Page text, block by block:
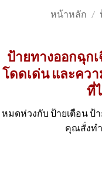
หน้าหลัก /
ป้ายทางออกฉุก
โดดเด่น และคว
ที่
หมดห่วงกับ ป้ายเตือน ป้
คุณสั่งทำ